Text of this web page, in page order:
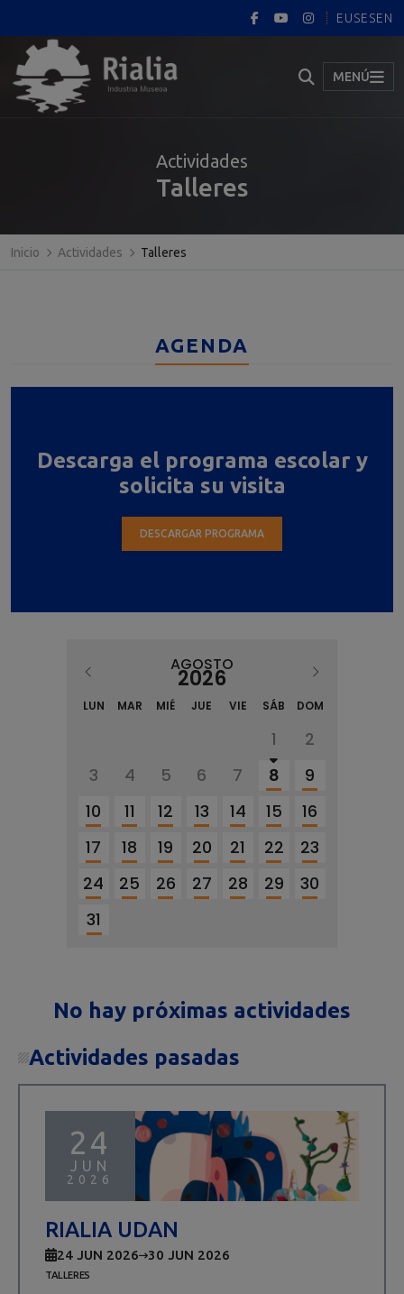
EUSESEN
MENÚ
Actividades
Talleres
Inicio Actividades Talleres
AGENDA
Descarga el programa escolar y
solicita su visita
DESCARGAR PROGRAMA
AGOSTO
2026
LUN MAR MIÉ JUE VIE SÁB DOM
1
2
3
4 5 6 7 8
9
10
11 12 13 14 15
16
17
18 19 20 21 22
23
24
25 26 27 28 29
30
31
No hay próximas actividades
Actividades pasadas
24
JUN
2026
RIALIA UDAN
24 JUN 2026 30 JUN 2026
TALLERES